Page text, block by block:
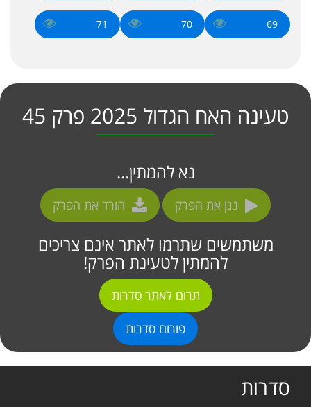
69
70
71
טעינה האח הגדול 2025 פרק 45
נא להמתין...
נגן את הפרק הורד את הפרק
משתמשים שתרמו לאתר אינם צריכים
להמתין לטעינת הפרק!
תרום לאתר סדרות
פורום סדרות
סדרות